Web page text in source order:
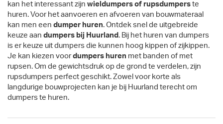
kan het interessant zijn wieldumpers of rupsdumpers te
huren. Voor het aanvoeren en afvoeren van bouwmateraal
kan men een dumper huren. Ontdek snel de uitgebreide
keuze aan dumpers bij Huurland . Bij het huren van dumpers
is er keuze uit dumpers die kunnen hoog kippen of zijkippen.
Je kan kiezen voordumpers huren met banden of met
rupsen. Om de gewichtsdruk op de grond te verdelen, zijn
rupsdumpers perfect geschikt. Zowel voor korte als
langdurige bouwprojecten kan je bij Huurland terecht om
dumpers te huren.